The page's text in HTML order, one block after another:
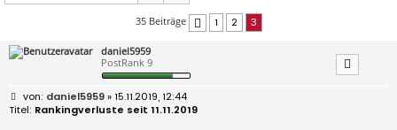
35 Beiträge Vorherige
1 2 3
daniel5959
PostRank 9
B
e
i
daniel5959» 15.11.2019, 12:44
Rankingverluste seit 11.11.2019